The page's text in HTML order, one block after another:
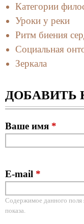
Категории
Уроки у реки
Ритм биения
Социальная
Зеркала
ДОБАВИТЬ
Ваше имя *
E-mail *
Содержимое данного поля
показа.